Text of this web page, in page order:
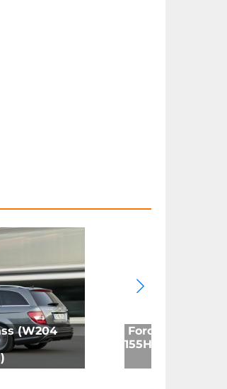
(W204
Ford Focus 4
155HP mHEV